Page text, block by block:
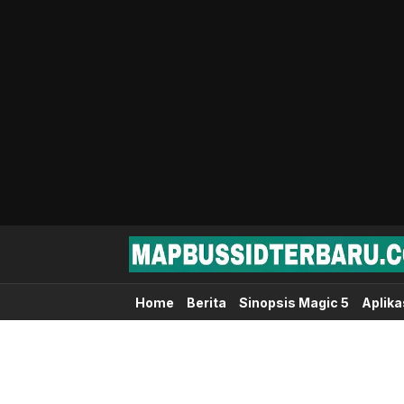
Map Bussid Terbaru
MapBussidTerbaru.com | Pusat
Home Berita Sinopsis Magic 5